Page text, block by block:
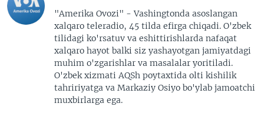
"Amerika Ovozi" - Vashingtonda asoslangan
xalqaro teleradio, 45 tilda efirga chiqadi. O'zbek
tilidagi ko'rsatuv va eshittirishlarda nafaqat
xalqaro hayot balki siz yashayotgan jamiyatdagi
muhim o'zgarishlar va masalalar yoritiladi.
O'zbek xizmati AQSh poytaxtida olti kishilik
tahririyatga va Markaziy Osiyo bo'ylab jamoatchi
muxbirlarga ega.